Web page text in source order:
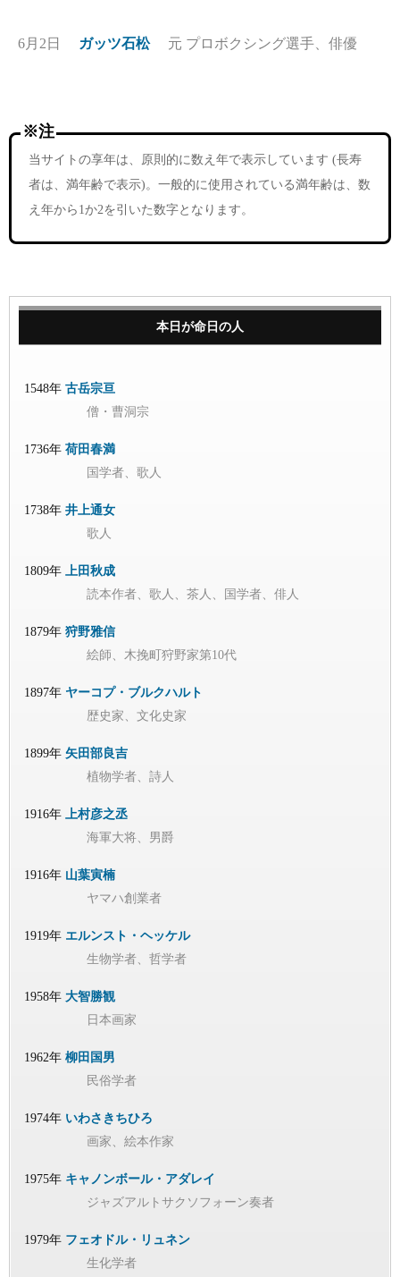
6月2日 ガッツ石松 元 プロボクシング選手、俳優
※注
当サイトの享年は、原則的に数え年で表示しています (長寿
者は、満年齢で表示)。一般的に使用されている満年齢は、数
え年から1か2を引いた数字となります。
本日が命日の人
1548年 古岳宗亘
僧・曹洞宗
1736年 荷田春満
国学者、歌人
1738年 井上通女
歌人
1809年 上田秋成
読本作者、歌人、茶人、国学者、俳人
1879年 狩野雅信
絵師、木挽町狩野家第10代
1897年 ヤーコプ・ブルクハルト
歴史家、文化史家
1899年 矢田部良吉
植物学者、詩人
1916年 上村彦之丞
海軍大将、男爵
1916年 山葉寅楠
ヤマハ創業者
1919年 エルンスト・ヘッケル
生物学者、哲学者
1958年 大智勝観
日本画家
1962年 柳田国男
民俗学者
1974年 いわさきちひろ
画家、絵本作家
1975年 キャノンボール・アダレイ
ジャズアルトサクソフォーン奏者
1979年 フェオドル・リュネン
生化学者